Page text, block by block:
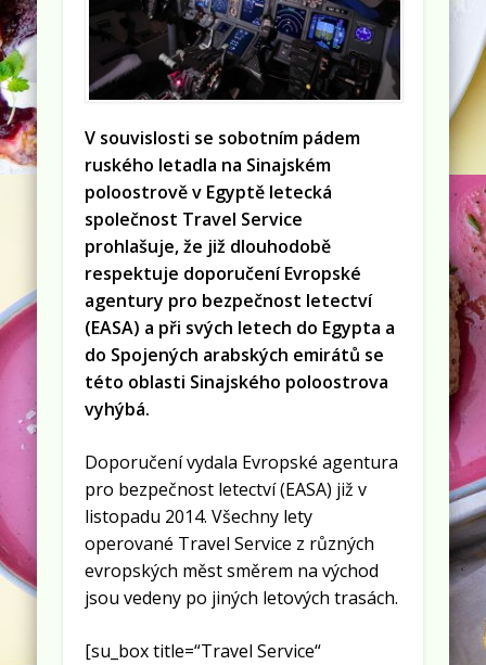
V souvislosti se sobotním pádem
ruského letadla na Sinajském
poloostrově v Egyptě letecká
společnost Travel Service
prohlašuje, že již dlouhodobě
respektuje doporučení Evropské
agentury pro bezpečnost letectví
(EASA) a při svých letech do Egypta a
do Spojených arabských emirátů se
této oblasti Sinajského poloostrova
vyhýbá.
Doporučení vydala Evropské agentura
pro bezpečnost letectví (EASA) již v
listopadu 2014. Všechny lety
operované Travel Service z různých
evropských měst směrem na východ
jsou vedeny po jiných letových trasách.
[su_box title=“Travel Service“